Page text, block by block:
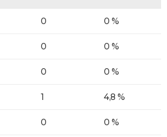
0 0 %
0 0 %
0 0 %
1 4,8 %
0 0 %